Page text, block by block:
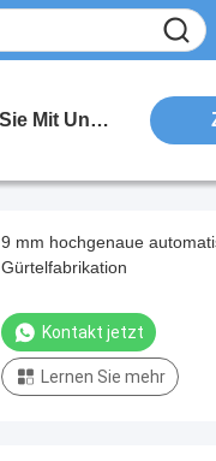
Treten Sie Mit Uns In Verbindung
9 mm hochgenaue
Gürtelfabrikation
Kontakt jetzt
Lernen Sie mehr